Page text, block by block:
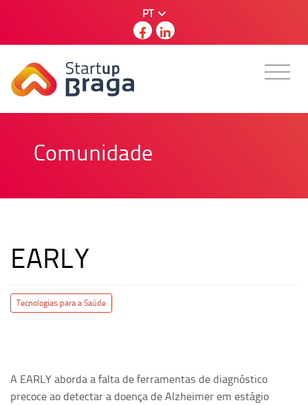
PT
Comunidade
EARLY
Tecnologias para a Saúde
A EARLY aborda a falta de ferramentas de diagnóstico
precoce ao detectar a doença de Alzheimer em estágio